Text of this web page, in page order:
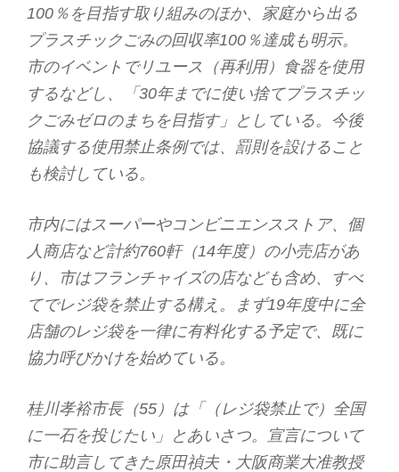
100％を目指す取り組みのほか、家庭から出る
プラスチックごみの回収率100％達成も明示。
市のイベントでリユース（再利用）食器を使用
するなどし、「30年までに使い捨てプラスチッ
クごみゼロのまちを目指す」としている。今後
協議する使用禁止条例では、罰則を設けること
も検討している。
市内にはスーパーやコンビニエンスストア、個
人商店など計約760軒（14年度）の小売店があ
り、市はフランチャイズの店なども含め、すべ
てでレジ袋を禁止する構え。まず19年度中に全
店舗のレジ袋を一律に有料化する予定で、既に
協力呼びかけを始めている。
桂川孝裕市長（55）は「（レジ袋禁止で）全国
に一石を投じたい」とあいさつ。宣言について
市に助言してきた原田禎夫・大阪商業大准教授